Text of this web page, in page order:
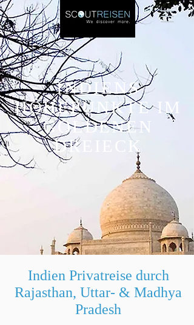
INDIENS
HÖHEPUNKTE IM
GOLDENEN
DREIECK
Indien Privatreise durch
Rajasthan, Uttar- & Madhya
Pradesh